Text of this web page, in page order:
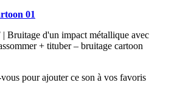
01
Bruitage d'un impact métallique avec
+ tituber – bruitage cartoon